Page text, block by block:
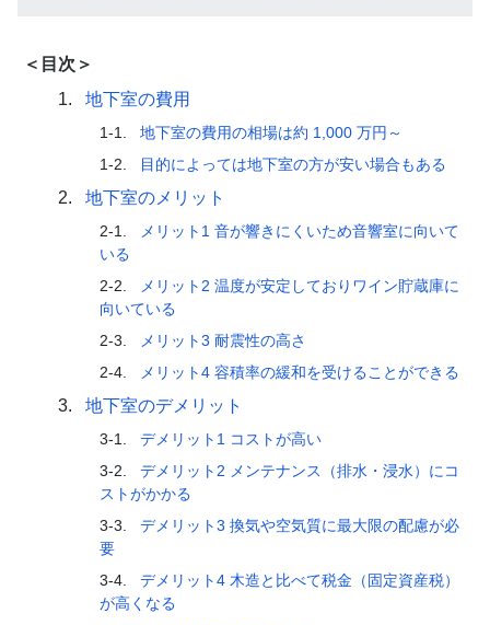
＜目次＞
1.
地下室の費用
1-1.
地下室の費用の相場は約 1,000 万円～
1-2.
目的によっては地下室の方が安い場合もある
2. 地下室のメリット
2-1.
メリット1 音が響きにくいため音響室に向いて
いる
2-2.
メリット2 温度が安定しておりワイン貯蔵庫に
向いている
2-3.
メリット3 耐震性の高さ
2-4.
メリット4 容積率の緩和を受けることができる
3. 地下室のデメリット
3-1.
デメリット1 コストが高い
3-2.
デメリット2 メンテナンス（排水・浸水）にコ
ストがかかる
3-3.
デメリット3 換気や空気質に最大限の配慮が必
要
3-4.
デメリット4 木造と比べて税金（固定資産税）
が高くなる